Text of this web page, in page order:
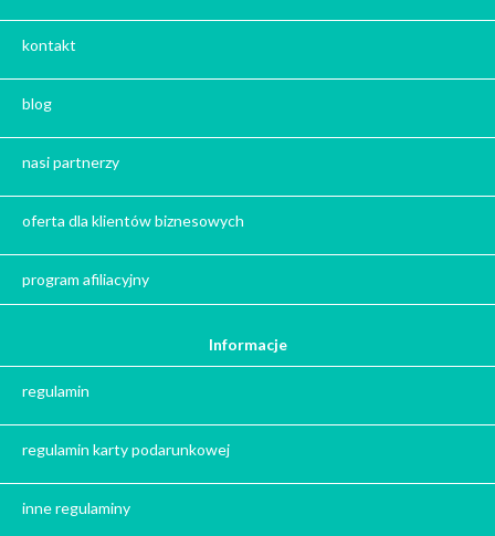
Zima
Herbata - podziękowanie dla gości
Ile gram ma łyżeczka do herbaty?
Prezent na święta
kontakt
blog
nasi partnerzy
oferta dla klientów biznesowych
program afiliacyjny
Informacje
regulamin
regulamin karty podarunkowej
inne regulaminy